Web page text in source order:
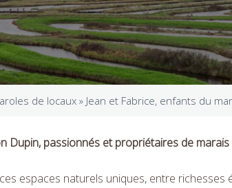
de locaux» Jean et Fabrice, enfants du
Dupin, passionnés et propriétaires de
espaces naturels uniques, entre